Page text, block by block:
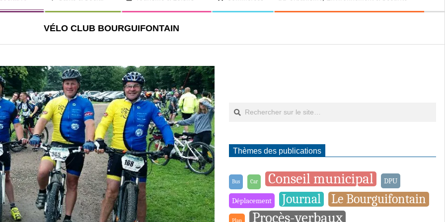
VÉLO CLUB BOURGUIFONTAIN
Thèmes des publications
Bus Car Conseil municipal DPU
Déplacement Journal Le Bourguifontain
Plan Procès-verbaux